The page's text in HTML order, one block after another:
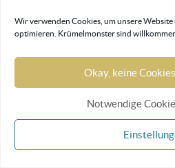
Wir verwenden Cookies, um unsere Website
optimieren. Krümelmonster sind
Okay, keine
Notwendige
Remote-Support
RESSOURCEN